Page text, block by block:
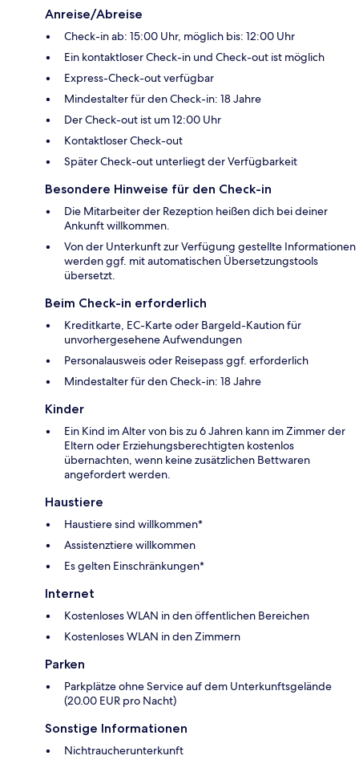
Anreise/Abreise
Check-in ab: 15:00 Uhr, möglich bis: 12:00 Uhr
Ein kontaktloser Check-in und Check-out ist möglich
Express-Check-out verfügbar
Mindestalter für den Check-in: 18 Jahre
Der Check-out ist um 12:00 Uhr
Kontaktloser Check-out
Später Check-out unterliegt der Verfügbarkeit
Besondere Hinweise für den Check-in
Die Mitarbeiter der Rezeption heißen dich bei deiner
Ankunft willkommen.
Von der Unterkunft zur Verfügung gestellte Informationen
werden ggf. mit automatischen Übersetzungstools
übersetzt.
Beim Check-in erforderlich
Kreditkarte, EC-Karte oder Bargeld-Kaution für
unvorhergesehene Aufwendungen
Personalausweis oder Reisepass ggf. erforderlich
Mindestalter für den Check-in: 18 Jahre
Kinder
Ein Kind im Alter von bis zu 6 Jahren kann im Zimmer der
Eltern oder Erziehungsberechtigten kostenlos
übernachten, wenn keine zusätzlichen Bettwaren
angefordert werden.
Haustiere
Haustiere sind willkommen*
Assistenztiere willkommen
Es gelten Einschränkungen*
Internet
Kostenloses WLAN in den öffentlichen Bereichen
Kostenloses WLAN in den Zimmern
Parken
Parkplätze ohne Service auf dem Unterkunftsgelände
(20.00 EUR pro Nacht)
Sonstige Informationen
Nichtraucherunterkunft